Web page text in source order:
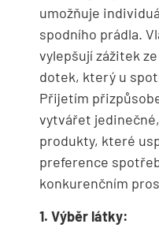
umožňuje
spodního prádla.
vylepšují zážitek
dotek, který u
Přijetím
vytvářet
produkty, které
preference
konkurenčním
1. Výběr látky: